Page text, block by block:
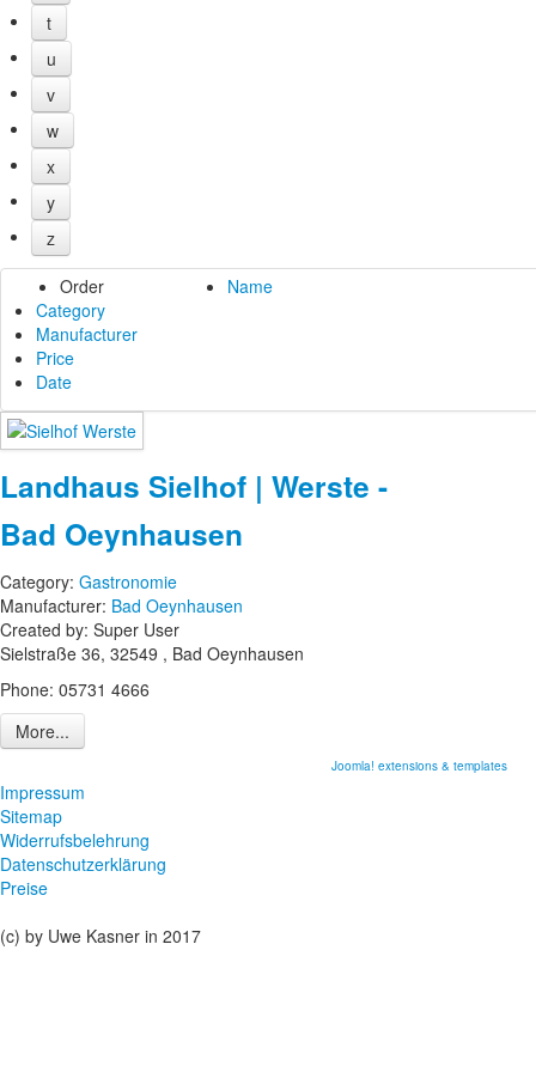
t
u
v
w
x
y
z
Order
Name
Category
Manufacturer
Price
Date
Landhaus Sielhof | Werste -
Bad Oeynhausen
Category: Gastronomie
Manufacturer: Bad Oeynhausen
Created by: Super User
Sielstraße 36, 32549 , Bad Oeynhausen
Phone: 05731 4666
More...
Joomla! extensions & templates
Impressum
Sitemap
Widerrufsbelehrung
Datenschutzerklärung
Preise
(c) by Uwe Kasner in 2017